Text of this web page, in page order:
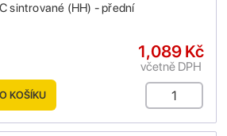
sintrované (HH) - přední
1,089 Kč
včetně DPH
KOŠÍKU